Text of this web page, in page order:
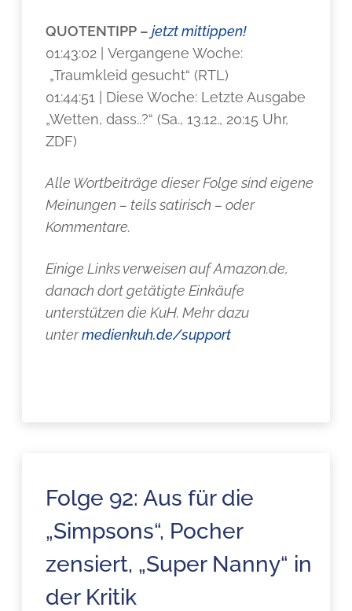
QUOTENTIPP –jetzt mittippen!
01:43:02 | Vergangene Woche:
„Traumkleid gesucht“ (RTL)
01:44:51 | Diese Woche: Letzte Ausgabe
„Wetten, dass..?“ (Sa., 13.12., 20:15 Uhr,
ZDF)
Alle Wortbeiträge dieser Folge sind eigene
Meinungen – teils satirisch – oder
Kommentare.
Einige Links verweisen auf Amazon.de,
danach dort getätigte Einkäufe
unterstützen die KuH. Mehr dazu
untermedienkuh.de/support
Folge 92: Aus für die
„Simpsons“, Pocher
zensiert, „Super Nanny“ in
der Kritik